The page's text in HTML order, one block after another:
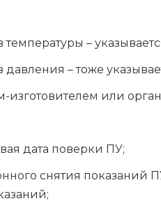
–
– тоже
изготовителем или
дата поверки ПУ;
снятия показаний